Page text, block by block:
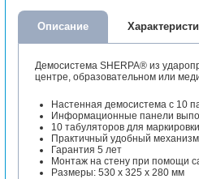
Описание
Демосистема SHERPA® из
центре, образовательном или
Настенная демосистема с 10
Информационные панели
10 табуляторов для
Практичный удобный
Гарантия 5 лет
Монтаж на стену при помощи
Размеры: 530 x 325 x 280 мм